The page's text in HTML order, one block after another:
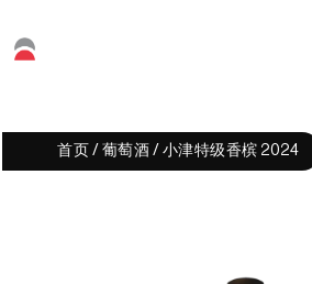
首页 / 葡萄酒 / 小津特级香槟 2024